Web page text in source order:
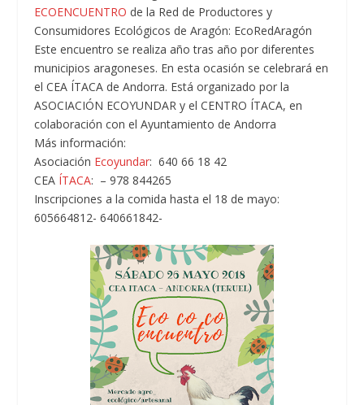
ECOENCUENTRO de la Red de Productores y
Consumidores Ecológicos de Aragón: EcoRedAragón
Este encuentro se realiza año tras año por diferentes
municipios aragoneses. En esta ocasión se celebrará en
el CEA ÍTACA de Andorra. Está organizado por la
ASOCIACIÓN ECOYUNDAR y el CENTRO ÍTACA, en
colaboración con el Ayuntamiento de Andorra
Más información:
Asociación Ecoyundar: 640 66 18 42
CEA ÍTACA: – 978 844265
Inscripciones a la comida hasta el 18 de mayo:
605664812- 640661842-